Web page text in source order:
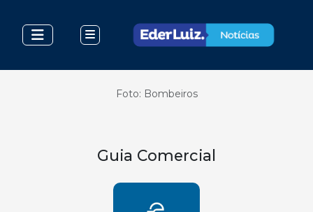
Foto: Bombeiros
Guia Comercial